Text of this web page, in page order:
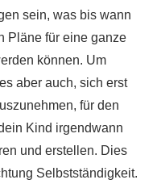
sein, was bis wann
Pläne für eine ganze
können. Um
aber auch, sich erst
für den
Kind irgendwann
und erstellen. Dies
Selbstständigkeit.